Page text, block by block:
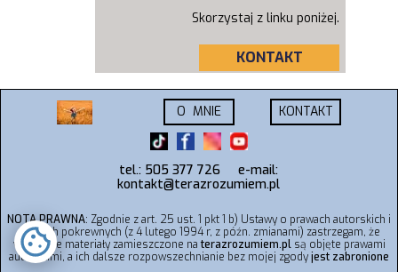
Skorzystaj z linku poniżej.
KONTAKT
O MNIE KONTAKT
tel.: 505 377 726
e-mail:
kontakt@terazrozumiem.pl
NOTA PRAWNA: Zgodnie z art. 25 ust. 1 pkt 1 b) Ustawy o prawach autorskich i
prawach pokrewnych (z 4 lutego 1994 r, z późn. zmianami) zastrzegam, że
wszystkie materiały zamieszczone naterazrozumiem.plsą objęte prawami
autorskimi, a ich dalsze rozpowszechnianie bez mojej zgodyjest zabronione